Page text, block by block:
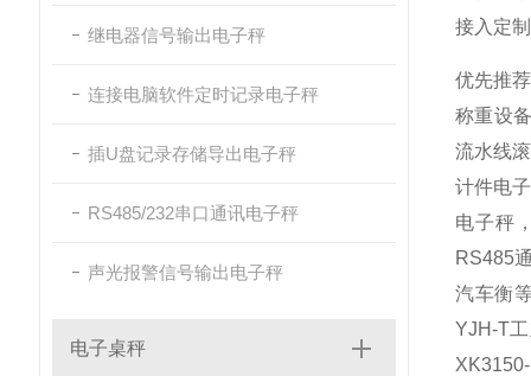
继电器信号输出电子秤
连接电脑软件定时记录电子秤
插U盘记录存储导出电子秤
RS485/232串口通讯电子秤
声光报警信号输出电子秤
电子桌秤
接入定
优先推
称重设
流水线
计件电
电子秤
RS485
汽车衡
YJH-T